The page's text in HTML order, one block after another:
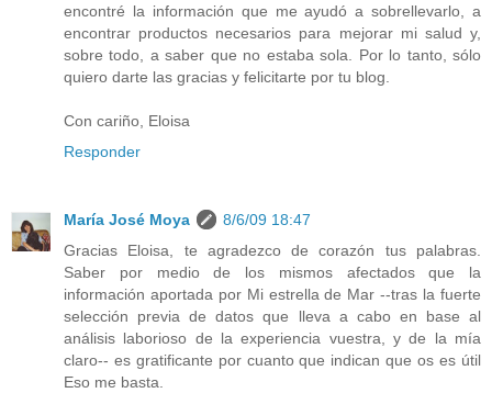
encontré la información que me ayudó a sobrellevarlo, a
encontrar productos necesarios para mejorar mi salud y,
sobre todo, a saber que no estaba sola. Por lo tanto, sólo
quiero darte las gracias y felicitarte por tu blog.
Con cariño, Eloisa
Responder
María José Moya
8/6/09 18:47
Gracias Eloisa, te agradezco de corazón tus palabras.
Saber por medio de los mismos afectados que la
información aportada por Mi estrella de Mar --tras la fuerte
selección previa de datos que lleva a cabo en base al
análisis laborioso de la experiencia vuestra, y de la mía
claro-- es gratificante por cuanto que indican que os es útil
Eso me basta.